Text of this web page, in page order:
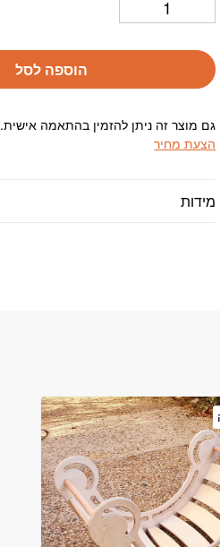
הוספה לסל
גם מוצר זה ניתן להזמין בהתאמה אישית.
הצעת מחיר
מידות